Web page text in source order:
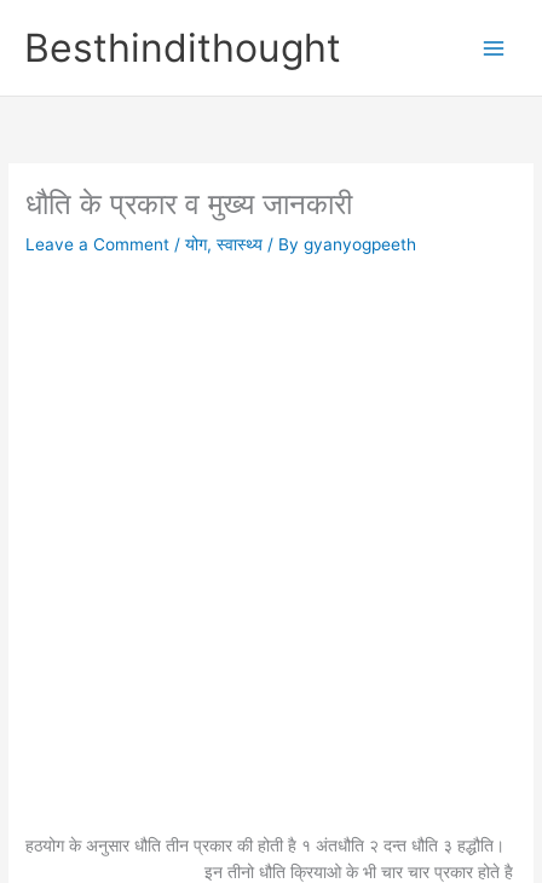
contentBesthindithought
धौति के प्रकार व मुख्य जानकारी
Leave a Comment /योग,स्वास्थ्य / Bygyanyogpeeth
हठयोग के अनुसार धौति तीन प्रकार की होती है १ अंतधौति २ दन्त धौति ३ हद्धौति।
इन तीनो धौति क्रियाओ के भी चार चार प्रकार होते है